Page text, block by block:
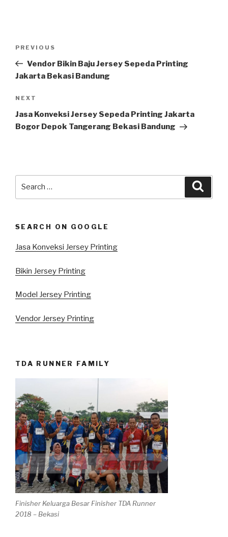
Previous
Post
PREVIOUS
Vendor Bikin Baju Jersey Sepeda Printing
Jakarta Bekasi Bandung
Next
Post
NEXT
Jasa Konveksi Jersey Sepeda Printing Jakarta
Bogor Depok Tangerang Bekasi Bandung
SEARCH ON GOOGLE
Jasa Konveksi Jersey Printing
Bikin Jersey Printing
Model Jersey Printing
Vendor Jersey Printing
TDA RUNNER FAMILY
Finisher Keluarga Besar Finisher TDA Runner
2018 – Bekasi